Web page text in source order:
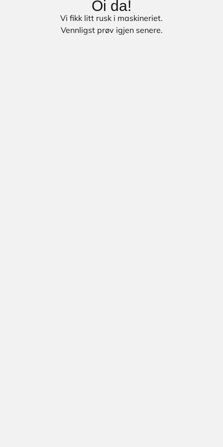
Oi da!
Vi fikk litt rusk i maskineriet.
Vennligst prøv igjen senere.